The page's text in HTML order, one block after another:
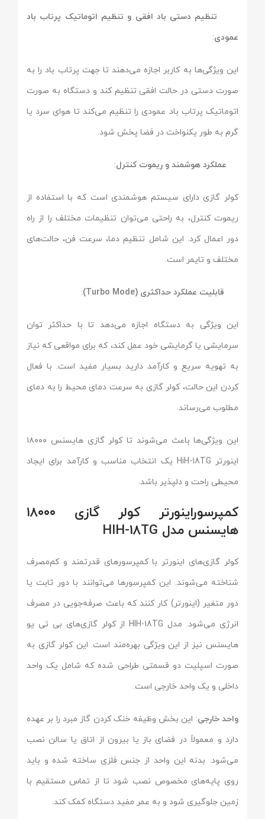
تنظیم دستی باد افقی و تنظیم اتوماتیک پرتاب باد
عمودی:
این ویژگی‌ها به کاربر اجازه می‌دهند تا جهت پرتاب باد را به
صورت دستی در حالت افقی تنظیم کند و دستگاه به صورت
اتوماتیک پرتاب باد عمودی را تنظیم می‌کند تا هوای سرد یا
گرم به طور یکنواخت در فضا پخش شود.
عملکرد هوشمند و ریموت کنترل:
کولر گازی دارای سیستم هوشمندی است که با استفاده از
ریموت کنترل، به راحتی می‌توان تنظیمات مختلف را از راه
دور اعمال کرد. این شامل تنظیم دما، سرعت فن، حالت‌های
مختلف و تایمر است.
قابلیت عملکرد حداکثری (Turbo Mode) :
این ویژگی به دستگاه اجازه می‌دهد تا با حداکثر توان
سرمایشی یا گرمایشی خود عمل کند، که برای مواقعی که نیاز
به تهویه سریع و کارآمد دارید بسیار مفید است. با فعال
کردن این حالت، کولر گازی به سرعت دمای محیط را به دمای
مطلوب می‌رساند.
این ویژگی‌ها باعث می‌شوند تا کولر گازی هایسنس ۱۸۰۰۰
اینورتر HiH-18TG یک انتخاب مناسب و کارآمد برای ایجاد
محیطی راحت و دلپذیر باشد.
کمپرسوراینورتر کولر گازی ۱۸۰۰۰
هایسنس مدل HIH-18TG
کولر گازی‌های اینورتر با کمپرسورهای قدرتمند و کم‌مصرف
شناخته می‌شوند. این کمپرسورها می‌توانند با دور ثابت یا
دور متغیر (اینورتر) کار کنند که باعث صرفه‌جویی در مصرف
انرژی می‌شود. مدل HIH-18TG از کولر گازی‌های بی تی یو
هایسنس نیز از این ویژگی بهره‌مند است. این کولر گازی به
صورت اسپلیت دو قسمتی طراحی شده که شامل یک واحد
داخلی و یک واحد خارجی است.
واحد خارجی: این بخش وظیفه خنک کردن گاز مبرد را بر عهده
دارد و معمولاً در فضای باز یا بیرون از اتاق یا سالن نصب
می‌شود. بدنه این واحد از جنس فلزی ساخته شده و باید
روی پایه‌های مخصوص نصب شود تا از تماس مستقیم با
زمین جلوگیری شود و به عمر مفید دستگاه کمک کند.